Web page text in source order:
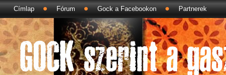
Címlap Fórum Gock a Facebookon Partnerek